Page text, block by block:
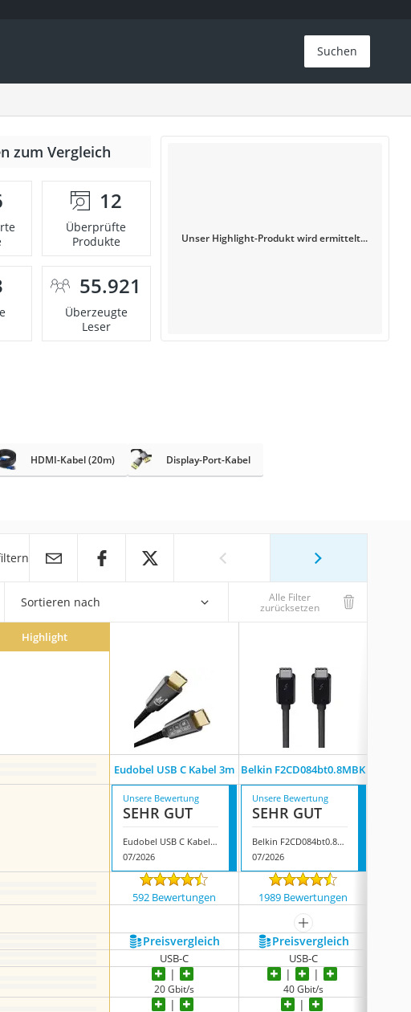
Suchen
zum Vergleich
12
Überprüfte
Produkte
55.921
Überzeugte
Leser
Unser Highlight-Produkt wird ermittelt...
HDMI-Kabel (20m) Display-Port-Kabel
Sortieren nach Alle Filter
zurücksetzen
Highlight
Eudobel USB C Kabel 3m Belkin F2CD084bt0.8MBK
Unsere Bewertung
SEHR GUT
Eudobel USB C Kabel 3m
07/2026
Unsere Bewertung
SEHR GUT
Belkin F2CD084bt0.8MBK
07/2026
592 Bewertungen 1989 Bewertungen
mehr anzeigen
Preis­vergleich Preis­vergleich
USB-C
USB-C
20 Gbit/s 40 Gbit/s